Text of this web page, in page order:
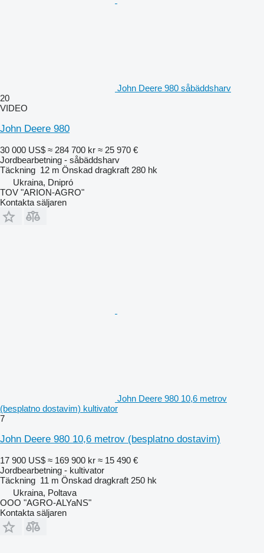
John Deere 980 såbäddsharv
20
VIDEO
John Deere 980
30 000 US$ ≈ 284 700 kr ≈ 25 970 €
Jordbearbetning - såbäddsharv
Täckning 12 m Önskad dragkraft 280 hk
Ukraina, Dnipró
TOV "ARION-AGRO"
Kontakta säljaren
John Deere 980 10,6 metrov
(besplatno dostavim) kultivator
7
John Deere 980 10,6 metrov (besplatno dostavim)
17 900 US$ ≈ 169 900 kr ≈ 15 490 €
Jordbearbetning - kultivator
Täckning 11 m Önskad dragkraft 250 hk
Ukraina, Poltava
OOO "AGRO-ALYaNS"
Kontakta säljaren